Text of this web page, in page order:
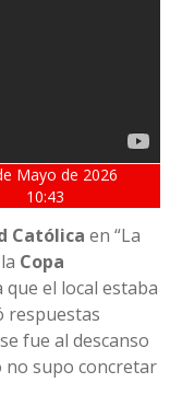
Mayo de 2026
10:43
Católica en “La
Copa
que el local estaba
respuestas
fue al descanso
no supo concretar